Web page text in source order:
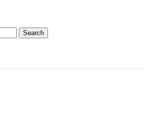
Search